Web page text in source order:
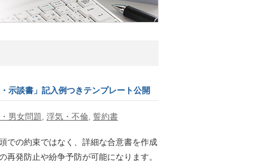
示談書」記入例つきテンプレート公開
男女問題 浮気・不倫 誓約書
での約束ではなく、詳細な合意書を作成
発防止や紛争予防が可能になります。